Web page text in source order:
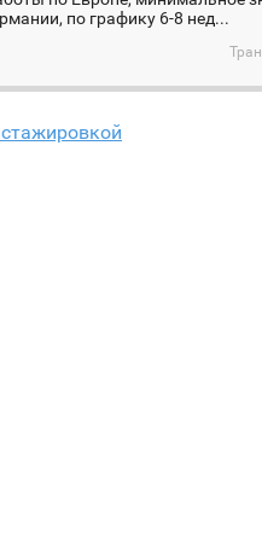
по графику 6-8 нед...